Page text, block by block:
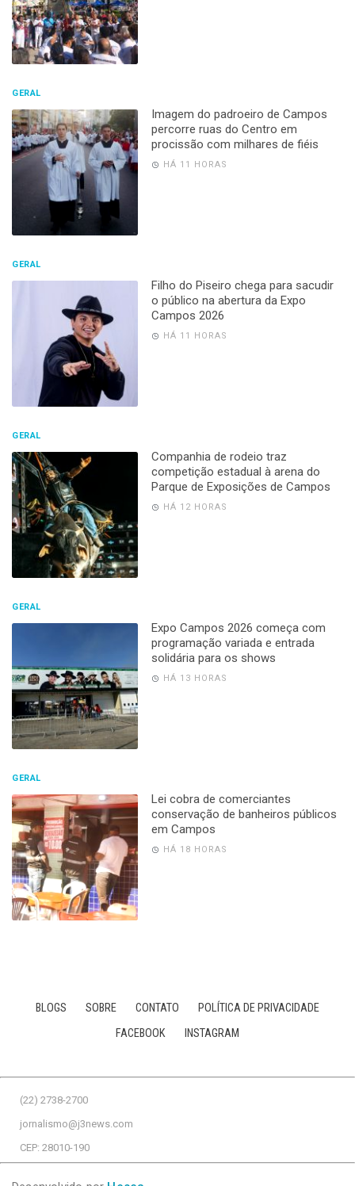
GERAL
Imagem do padroeiro de Campos
percorre ruas do Centro em
procissão com milhares de fiéis
HÁ 11 HORAS
GERAL
Filho do Piseiro chega para sacudir
o público na abertura da Expo
Campos 2026
HÁ 11 HORAS
GERAL
Companhia de rodeio traz
competição estadual à arena do
Parque de Exposições de Campos
HÁ 12 HORAS
GERAL
Expo Campos 2026 começa com
programação variada e entrada
solidária para os shows
HÁ 13 HORAS
GERAL
Lei cobra de comerciantes
conservação de banheiros públicos
em Campos
HÁ 18 HORAS
BLOGS SOBRE CONTATO
POLÍTICA DE PRIVACIDADE
FACEBOOK
INSTAGRAM
(22) 2738-2700
jornalismo@j3news.com
CEP: 28010-190